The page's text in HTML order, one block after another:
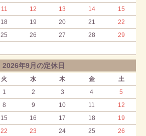
11 12 13 14
15
18 19 20 21
22
25 26 27 28
29
2026年9月の定休日
火 水 木 金
土
1
2 3 4
5
8 9 10 11
12
15 16 17 18
19
22 23 24 25
26